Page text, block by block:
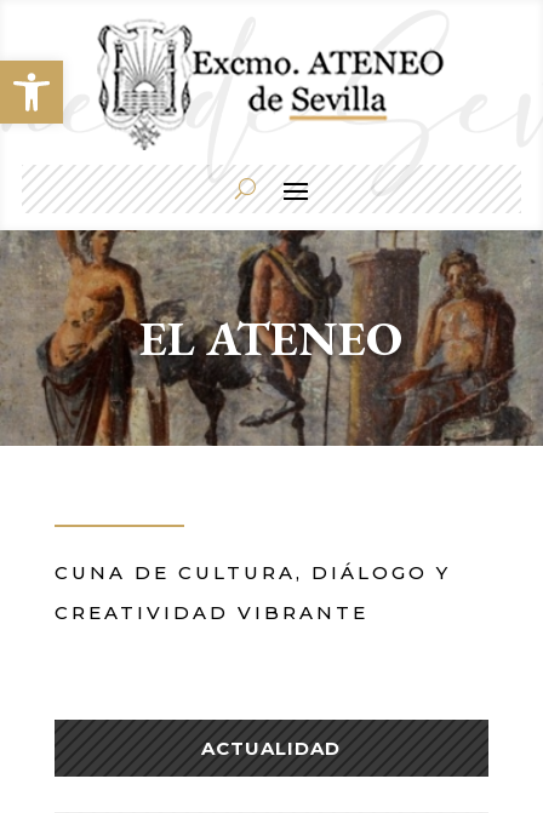
Abrir barra de herramientas
EL ATENEO
CUNA DE CULTURA, DIÁLOGO Y
CREATIVIDAD VIBRANTE
ACTUALIDAD